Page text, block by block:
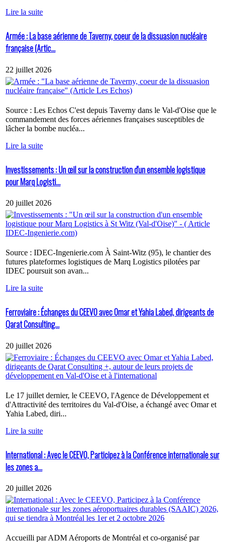
Lire la suite
Armée : La base aérienne de Taverny, coeur de la dissuasion nucléaire
française (Artic...
22 juillet 2026
Source : Les Echos C'est depuis Taverny dans le Val-d'Oise que le
commandement des forces aériennes françaises susceptibles de
lâcher la bombe nucléa...
Lire la suite
Investissements : Un œil sur la construction d'un ensemble logistique
pour Marq Logisti...
20 juillet 2026
Source : IDEC-Ingenierie.com À Saint-Witz (95), le chantier des
futures plateformes logistiques de Marq Logistics pilotées par
IDEC poursuit son avan...
Lire la suite
Ferroviaire : Échanges du CEEVO avec Omar et Yahia Labed, dirigeants de
Qarat Consulting...
20 juillet 2026
Le 17 juillet dernier, le CEEVO, l'Agence de Développement et
d'Attractivité des territoires du Val-d'Oise, a échangé avec Omar et
Yahia Labed, diri...
Lire la suite
International : Avec le CEEVO, Participez à la Conférence internationale sur
les zones a...
20 juillet 2026
Accueilli par ADM Aéroports de Montréal et co-organisé par